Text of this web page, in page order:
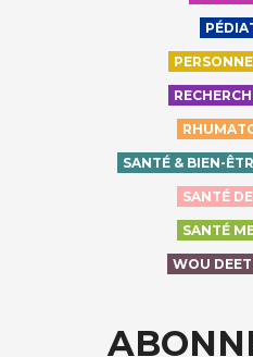
SANTÉ & BIEN-
SANTÉ
SANTÉ
WOU